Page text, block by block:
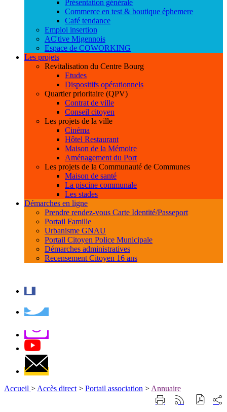
Présentation générale
Commerce en test & boutique éphemere
Café tendance
Emploi insertion
AC'tive Migennois
Espace de COWORKING
Les projets
Revitalisation du Centre Bourg
Etudes
Dispositifs opérationnels
Quartier prioritaire (QPV)
Contrat de ville
Conseil citoyen
Les projets de la ville
Cinéma
Hôtel Restaurant
Maison de la Mémoire
Aménagement du Port
Les projets de la Communauté de Communes
Maison de santé
La piscine communale
Les stades
Démarches en ligne
Prendre rendez-vous Carte Identité/Passeport
Portail Famille
Urbanisme GNAU
Portail Citoyen Police Municipale
Démarches administratives
Recensement Citoyen 16 ans
Accueil > Accès direct > Portail association > Annuaire
ImprimerGénérer
sur